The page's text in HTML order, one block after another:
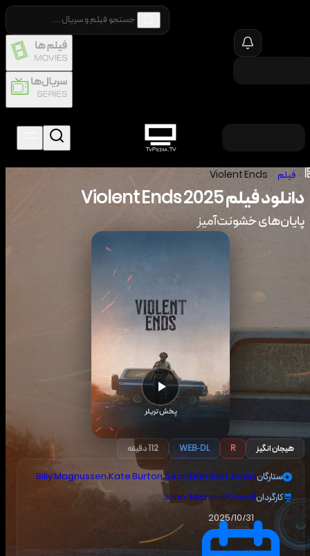
/ فیلم Violent Ends
دانلود فیلم2025
Violent Ends
پایان‌های خشونت‌آمیز
پخش تریلر
هیجان انگیز R
WEB-DL 112 دقیقه
ستارگان Billy Magnussen،Kate Burton،Sean Harrison Jones
کارگردانJohn-Michael Powell
2025/10/31